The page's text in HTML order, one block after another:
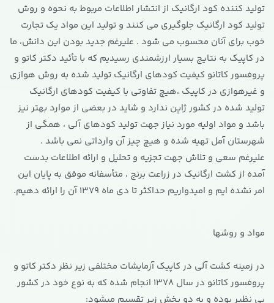
تولید کننده کود ارگانیک از انتشار اطلاعات مربوط به نحوه و روش
تولید کود ارگانیک جلوگیری می کنند و تولید این مواد یک تجارت
خوب برای آنان محسوب می شود . علیرغم جدید بودن این دانش، ما
در کاپیک به نتایج بسیار ارزشمندی رسیدیم که با تأئید دکتر کاتو و
پروفسور کاتانو کیفیت کودهای ارگانیک تولید شده به روش هوازی
و غیرهوازی در کاپیک ،هیچ تفاوتی با کیفیت کودهای ارگانیک
تولید شده در کشور ژاپن ندارد و شاید در بعضی از موارد بهتر نیز
باشد و مواد اولیه مورد نیاز جهت تولید کودهای آلی ، همگی از
شهرستان آمل تهیه شده و هیچ چیز آن وارداتی نمی باشد .
علیرغم سعی و تلاش جهت تجزیه و تحلیل و ارائه اطلاعات بدست
آمده از کشت ارگانیک در زراعت برنج ، متأسفانه موفق به پایان این
امر نشده ایم و امیدواریم حداکثر تا دی ماه 1379 آن را ارائه دهیم.
مواد و روشها
در زمینه کشت آلی در کاپیک آزمایشات مختلفی زیر نظر دکتر کاتو و
پروفسور کاتانو در سال 1378 انجام شده که به نوع خود در کشور
بی نظیر بوده و به دو بخش زیر تقسیم میشود: